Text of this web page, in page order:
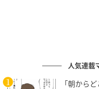
人気連載
「朝から